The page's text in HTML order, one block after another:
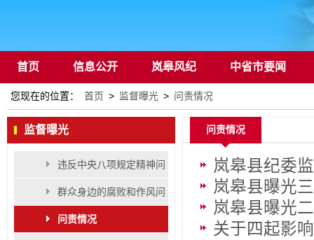
首页 信息公开 岚皋风纪 中省市要闻
通知公告
您现在的位置： 首页 > 监督曝光 > 问责情况
监督曝光
违反中央八项规定精神问
题
群众身边的腐败和作风问
题
问责情况
问责情况
岚皋县纪委
岚皋县曝光
岚皋县曝光
关于四起影